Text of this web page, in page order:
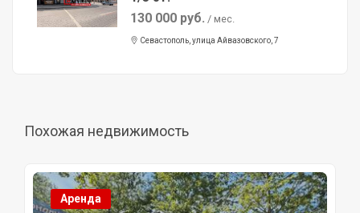
130 000 руб. / мес.
Севастополь, улица Айвазовского, 7
Похожая недвижимость
Аренда